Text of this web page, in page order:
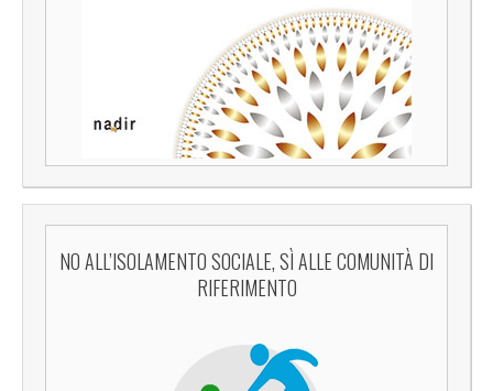
NO ALL’ISOLAMENTO SOCIALE, SÌ ALLE COMUNITÀ DI
RIFERIMENTO